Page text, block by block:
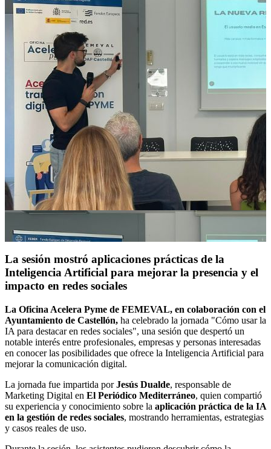
La sesión mostró aplicaciones prácticas de la
Inteligencia Artificial para mejorar la presencia y el
impacto en redes sociales
La Oficina Acelera Pyme de FEMEVAL, en colaboración con el
Ayuntamiento de Castellón, ha celebrado la jornada "Cómo usar la
IA para destacar en redes sociales", una sesión que despertó un
notable interés entre profesionales, empresas y personas interesadas
en conocer las posibilidades que ofrece la Inteligencia Artificial para
mejorar la comunicación digital.
La jornada fue impartida porJesús Dualde, responsable de
Marketing Digital en El Periódico Mediterráneo, quien compartió
su experiencia y conocimiento sobre la aplicación práctica de la IA
en la gestión de redes sociales, mostrando herramientas, estrategias
y casos reales de uso.